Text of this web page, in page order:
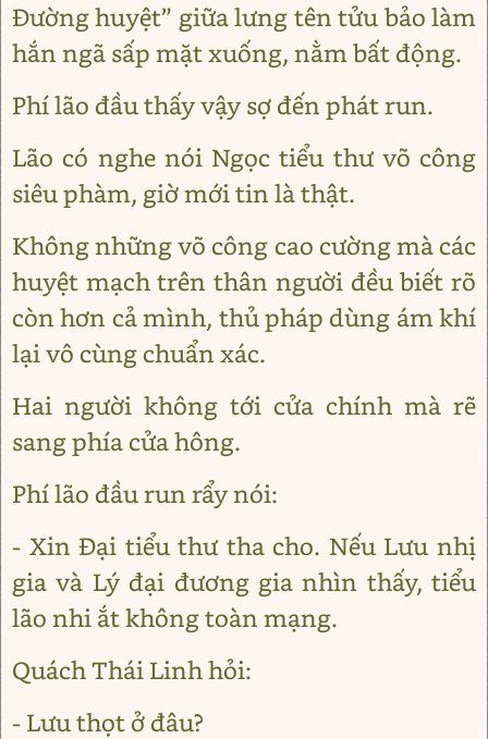
Đường huyệt” giữa lưng tên tửu bảo làm
hắn ngã sấp mặt xuống, nằm bất động.
Phí lão đầu thấy vậy sợ đến phát run.
Lão có nghe nói Ngọc tiểu thư võ công
siêu phàm, giờ mới tin là thật.
Không những võ công cao cường mà các
huyệt mạch trên thân người đều biết rõ
còn hơn cả mình, thủ pháp dùng ám khí
lại vô cùng chuẩn xác.
Hai người không tới cửa chính mà rẽ
sang phía cửa hông.
Phí lão đầu run rẩy nói:
- Xin Đại tiểu thư tha cho. Nếu Lưu nhị
gia và Lý đại đương gia nhìn thấy, tiểu
lão nhi ắt không toàn mạng.
Quách Thái Linh hỏi:
- Lưu thọt ở đâu?